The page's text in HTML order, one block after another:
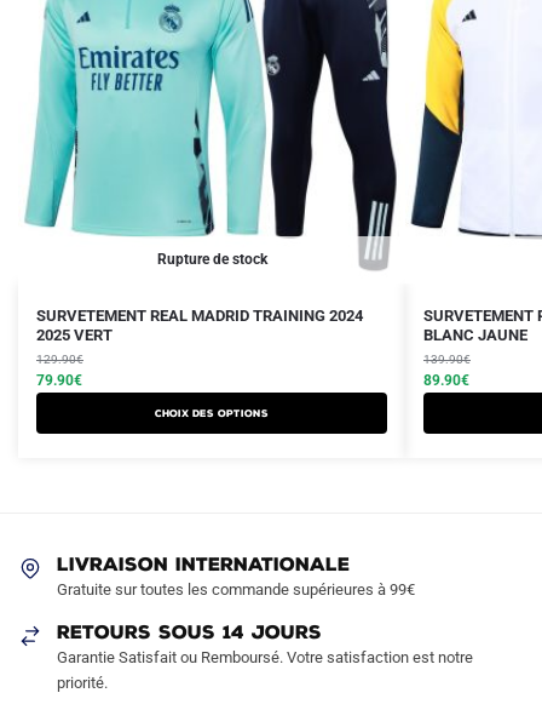
Rupture de stock
SURVETEMENT REAL MADRID TRAINING 2024
2025 VERT
129.90€
Le
prix
initial
était :
79.90€
Le
prix
actuel
est :
Choix des options
Ce
produit
a
plusieurs
variations.
choisies
la
page
SURVETEMENT
BLANC JAUNE
139.90€
Le
prix
initial
était :
89.90€
Le
prix
actuel
est :
LIVRAISON INTERNATIONALE
Gratuite sur toutes les commande supérieures à 99€
RETOURS SOUS 14 JOURS
Garantie Satisfait ou Remboursé. Votre satisfaction est notre
priorité.